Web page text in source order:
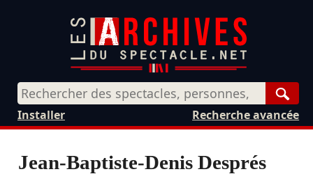
Recherche avancée
Installer
Jean-Baptiste-Denis Després